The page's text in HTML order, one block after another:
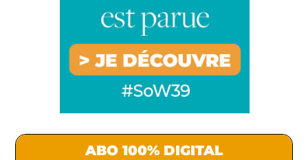
ABO 100% DIGITAL